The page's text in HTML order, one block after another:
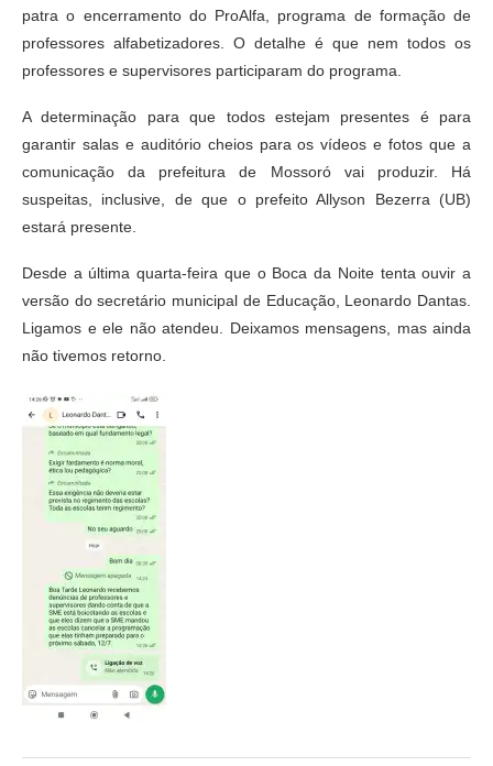
patra o encerramento do ProAlfa, programa de formação de
professores alfabetizadores. O detalhe é que nem todos os
professores e supervisores participaram do programa.
A determinação para que todos estejam presentes é para
garantir salas e auditório cheios para os vídeos e fotos que a
comunicação da prefeitura de Mossoró vai produzir. Há
suspeitas, inclusive, de que o prefeito Allyson Bezerra (UB)
estará presente.
Desde a última quarta-feira que o Boca da Noite tenta ouvir a
versão do secretário municipal de Educação, Leonardo Dantas.
Ligamos e ele não atendeu. Deixamos mensagens, mas ainda
não tivemos retorno.